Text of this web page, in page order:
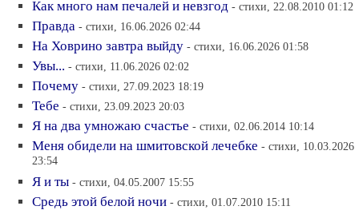
Как много нам печалей и невзгод - стихи, 22.08.2010 01:12
Правда - стихи, 16.06.2026 02:44
На Ховрино завтра выйду - стихи, 16.06.2026 01:58
Увы... - стихи, 11.06.2026 02:02
Почему - стихи, 27.09.2023 18:19
Тебе - стихи, 23.09.2023 20:03
Я на два умножаю счастье - стихи, 02.06.2014 10:14
Меня обидели на шмитовской лечебке - стихи, 10.03.2026
23:54
Я и ты - стихи, 04.05.2007 15:55
Средь этой белой ночи - стихи, 01.07.2010 15:11